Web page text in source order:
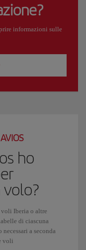
informazioni sulle
ho
voli Iberia o altre
di ciascuna
a seconda
voli